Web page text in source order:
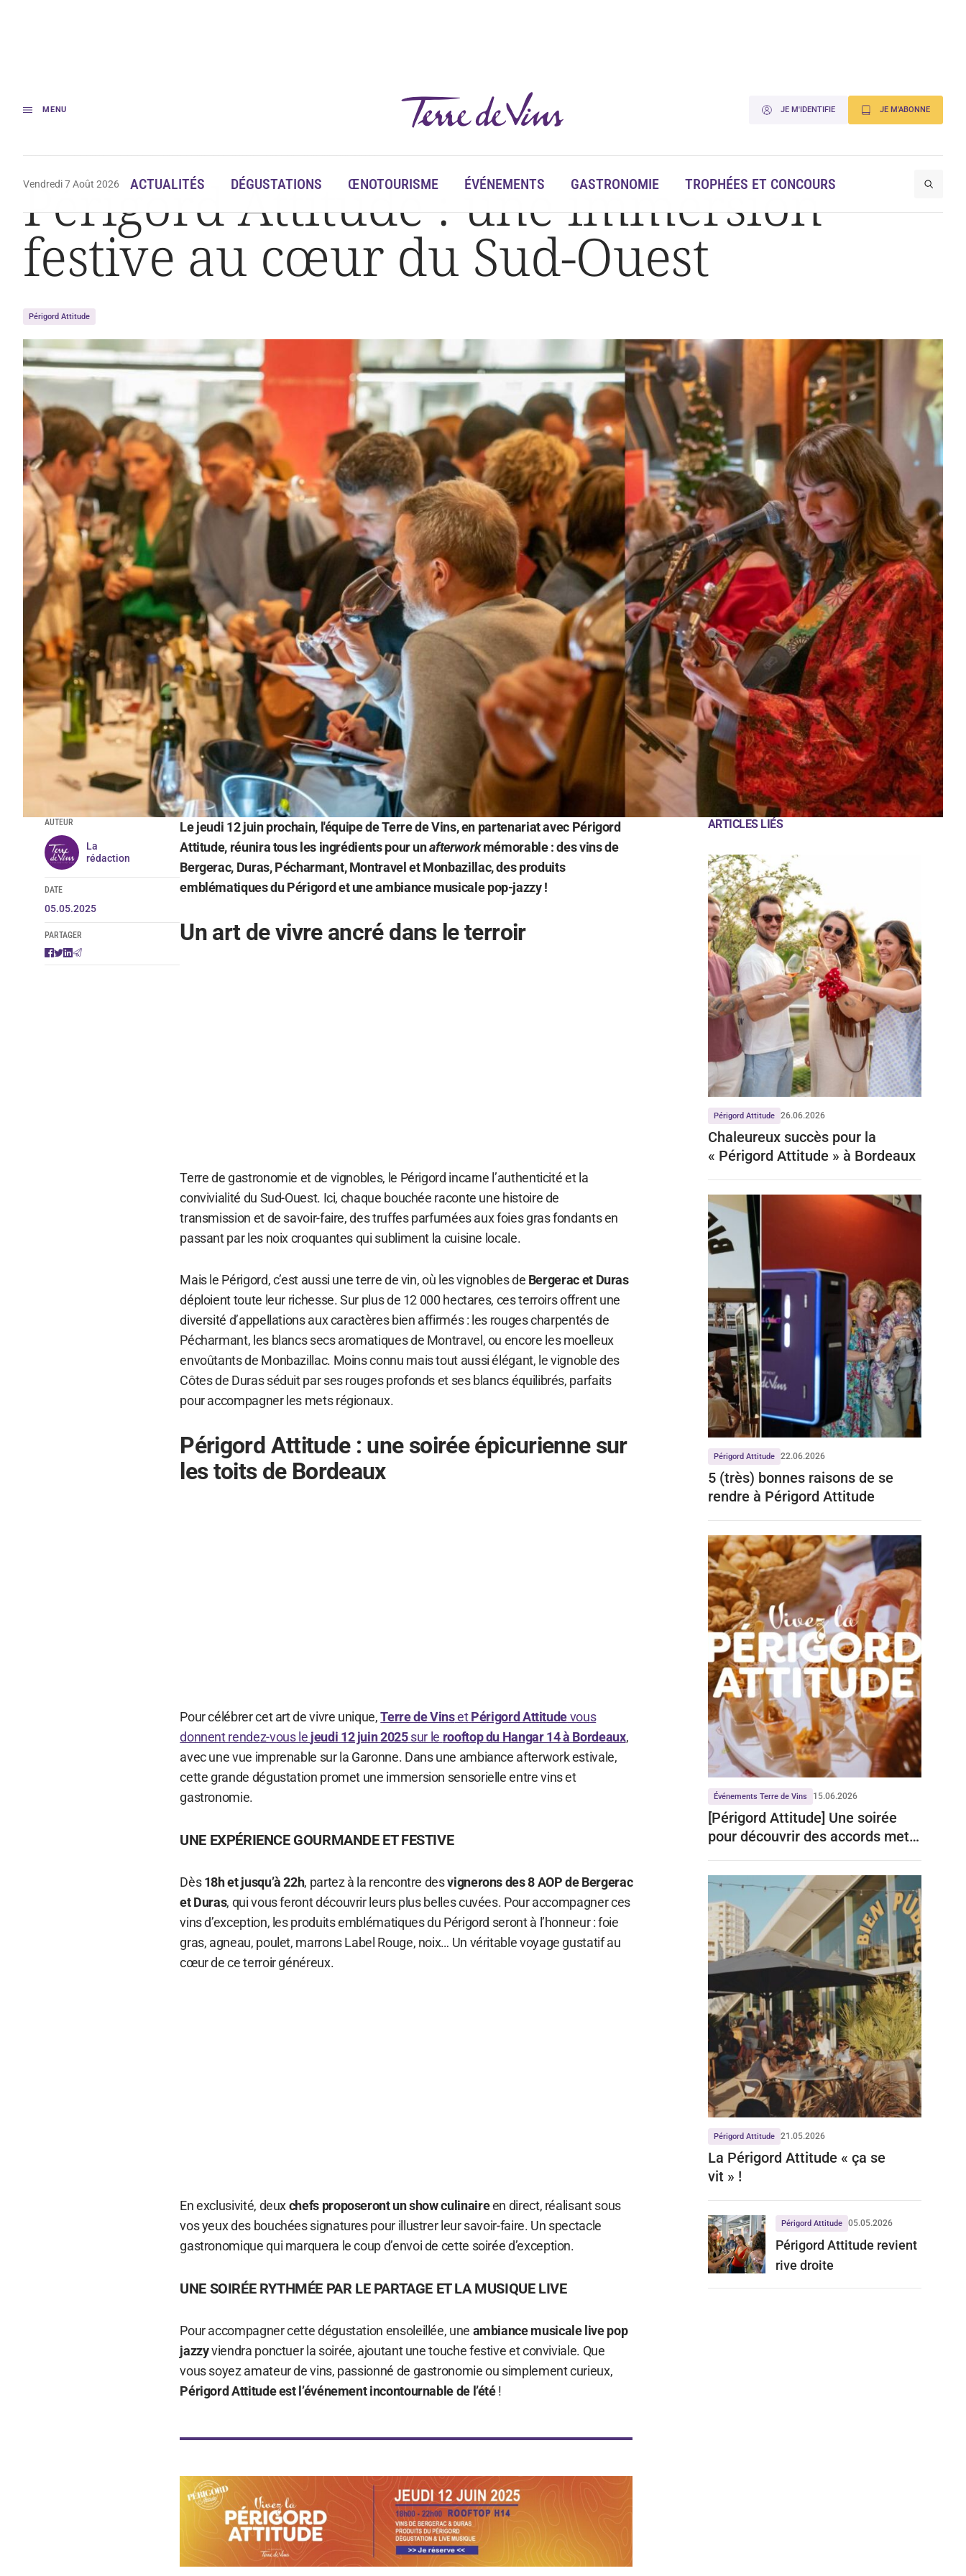
MENU JE M'IDENTIFIE JE M'ABONNE
Vendredi 7 Août 2026 ACTUALITÉS DÉGUSTATIONS ŒNOTOURISME ÉVÉNEMENTS GASTRONOMIE TROPHÉES ET CONCOURS
Accueil Actualités Périgord Attitude : une immersion festive au cœur du Sud-Ouest
Périgord Attitude : une immersion
festive au cœur du Sud-Ouest
Périgord Attitude
AUTEUR
La
rédaction
DATE
05.05.2025
PARTAGER
Le jeudi 12 juin prochain, l'équipe de Terre de Vins, en partenariat avec Périgord
Attitude, réunira tous les ingrédients pour unafterworkmémorable : des vins de
Bergerac, Duras, Pécharmant, Montravel et Monbazillac, des produits
emblématiques du Périgord et une ambiance musicale pop-jazzy !
Un art de vivre ancré dans le terroir
Terre de gastronomie et de vignobles, le Périgord incarne l’authenticité et la
convivialité du Sud-Ouest. Ici, chaque bouchée raconte une histoire de
transmission et de savoir-faire, des truffes parfumées aux foies gras fondants en
passant par les noix croquantes qui subliment la cuisine locale.
Mais le Périgord, c’est aussi une terre de vin, où les vignobles de Bergerac et Duras
déploient toute leur richesse. Sur plus de 12 000 hectares, ces terroirs offrent une
diversité d’appellations aux caractères bien affirmés : les rouges charpentés de
Pécharmant, les blancs secs aromatiques de Montravel, ou encore les moelleux
envoûtants de Monbazillac. Moins connu mais tout aussi élégant, le vignoble des
Côtes de Duras séduit par ses rouges profonds et ses blancs équilibrés, parfaits
pour accompagner les mets régionaux.
Périgord Attitude : une soirée épicurienne sur
les toits de Bordeaux
Pour célébrer cet art de vivre unique,Terre de VinsetPérigord Attitudevous
donnent rendez-vous le jeudi 12 juin 2025sur le rooftop du Hangar 14 à Bordeaux,
avec une vue imprenable sur la Garonne. Dans une ambiance afterwork estivale,
cette grande dégustation promet une immersion sensorielle entre vins et
gastronomie.
UNE EXPÉRIENCE GOURMANDE ET FESTIVE
Dès18h et jusqu’à 22h, partez à la rencontre desvignerons des 8 AOP de Bergerac
et Duras, qui vous feront découvrir leurs plus belles cuvées. Pour accompagner ces
vins d’exception, les produits emblématiques du Périgord seront à l’honneur : foie
gras, agneau, poulet, marrons Label Rouge, noix… Un véritable voyage gustatif au
cœur de ce terroir généreux.
En exclusivité, deuxchefs proposeront un show culinaireen direct, réalisant sous
vos yeux des bouchées signatures pour illustrer leur savoir-faire. Un spectacle
gastronomique qui marquera le coup d’envoi de cette soirée d’exception.
UNE SOIRÉE RYTHMÉE PAR LE PARTAGE ET LA MUSIQUE LIVE
Pour accompagner cette dégustation ensoleillée, une ambiance musicale live pop
jazzyviendra ponctuer la soirée, ajoutant une touche festive et conviviale. Que
vous soyez amateur de vins, passionné de gastronomie ou simplement curieux,
Périgord Attitude est l’événement incontournable de l’été!
ARTICLES LIÉS
Périgord Attitude 26.06.2026
Chaleureux succès pour la
« Périgord Attitude » à Bordeaux
Périgord Attitude 22.06.2026
5 (très) bonnes raisons de se
rendre à Périgord Attitude
Événements Terre de Vins 15.06.2026
[Périgord Attitude] Une soirée
pour découvrir des accords mets-
Périgord Attitude 21.05.2026
La Périgord Attitude « ça se
vit » !
Périgord Attitude 05.05.2026
Périgord Attitude revient
rive droite